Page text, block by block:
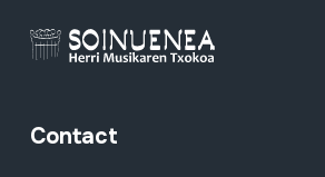
Contact